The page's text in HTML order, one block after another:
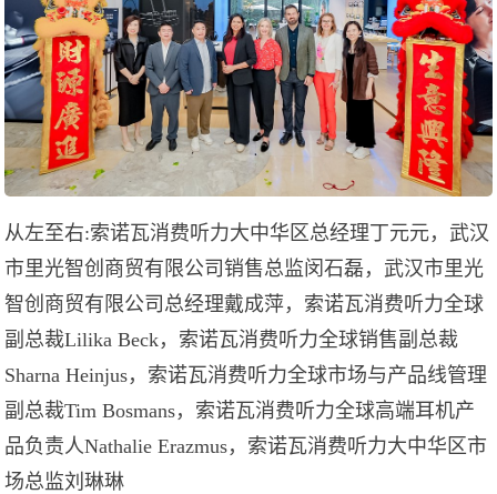
从左至右:索诺瓦消费听力大中华区总经理丁元元，武汉
市里光智创商贸有限公司销售总监闵石磊，武汉市里光
智创商贸有限公司总经理戴成萍，索诺瓦消费听力全球
副总裁Lilika Beck，索诺瓦消费听力全球销售副总裁
Sharna Heinjus，索诺瓦消费听力全球市场与产品线管理
副总裁Tim Bosmans，索诺瓦消费听力全球高端耳机产
品负责人Nathalie Erazmus，索诺瓦消费听力大中华区市
场总监刘琳琳